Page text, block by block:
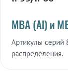
МВА (Al) и
Артикулы серий
распределения.